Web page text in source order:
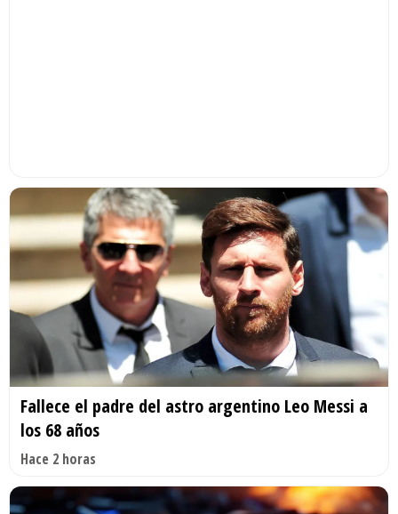
Fallece el padre del astro argentino Leo Messi a
los 68 años
Hace 2 horas